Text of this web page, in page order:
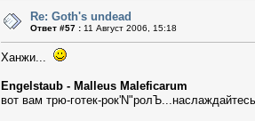
Re: Goth's undead
Ответ #57 : 11 Август 2006, 15:18
Ханжи...
Engelstaub - Malleus Maleficarum
вот вам трю-готек-